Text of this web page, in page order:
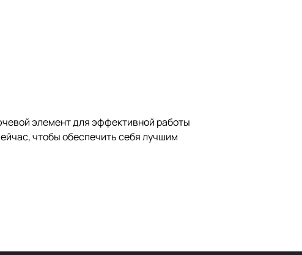
элемент для эффективной работы
чтобы обеспечить себя лучшим